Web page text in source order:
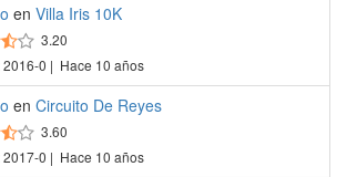
en Villa Iris 10K
3.20
2016-0 | Hace 10 años
en Circuito De Reyes
3.60
2017-0 | Hace 10 años